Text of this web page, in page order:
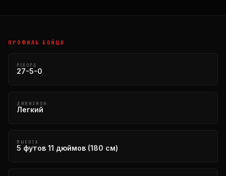
ПРОФИЛЬ БОЙЦА
РЕКОРД
27-5-0
ДИВИЗИОН
Легкий
ВЫСОТА
5 футов 11 дюймов (180 см)